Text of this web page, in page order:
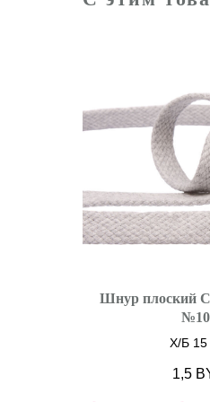
Шнур плоский
Х/Б
1,5